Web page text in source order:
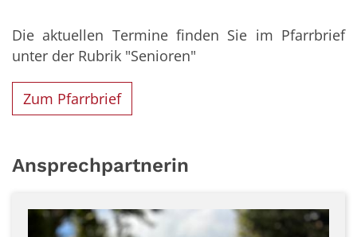
Die aktuellen Termine finden Sie im Pfarrbrief
unter der Rubrik "Senioren"
Zum Pfarrbrief
Ansprechpartnerin